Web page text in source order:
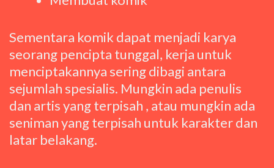
Sementara komik dapat menjadi karya
seorang pencipta tunggal, kerja untuk
menciptakannya sering dibagi antara
sejumlah spesialis. Mungkin ada penulis
dan artis yang terpisah , atau mungkin ada
seniman yang terpisah untuk karakter dan
latar belakang.